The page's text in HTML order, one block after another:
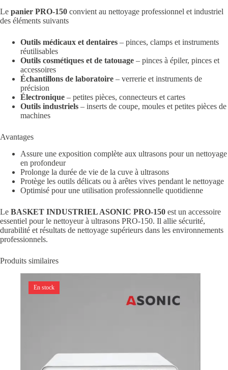
Le panier PRO-150 convient au nettoyage professionnel et industriel
des éléments suivants
Outils médicaux et dentaires – pinces, clamps et instruments
réutilisables
Outils cosmétiques et de tatouage – pinces à épiler, pinces et
accessoires
Échantillons de laboratoire – verrerie et instruments de
précision
Électronique – petites pièces, connecteurs et cartes
Outils industriels – inserts de coupe, moules et petites pièces de
machines
Avantages
Assure une exposition complète aux ultrasons pour un nettoyage
en profondeur
Prolonge la durée de vie de la cuve à ultrasons
Protège les outils délicats ou à arêtes vives pendant le nettoyage
Optimisé pour une utilisation professionnelle quotidienne
Le BASKET INDUSTRIEL ASONIC PRO-150 est un accessoire
essentiel pour le nettoyeur à ultrasons PRO-150. Il allie sécurité,
durabilité et résultats de nettoyage supérieurs dans les environnements
professionnels.
Produits similaires
En stock